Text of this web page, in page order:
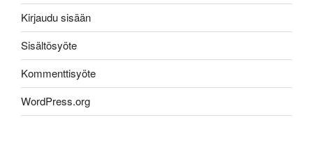
Kirjaudu sisään
Sisältösyöte
Kommenttisyöte
WordPress.org